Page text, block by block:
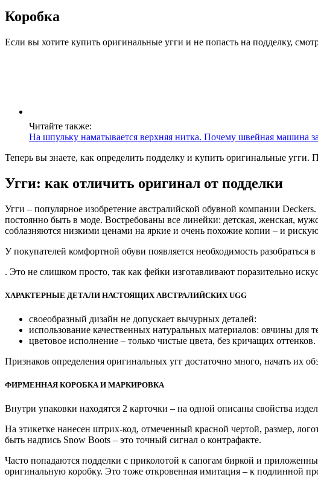
Коробка
Если вы хотите купить оригинальные угги и не попасть на подделку,
Читайте также:
На шпульку наматывается верхняя нитка. Почему швейная машина
Теперь вы знаете, как определить подделку и купить оригинальные
Угги: как отличить оригинал от подделки
Угги – популярное изобретение австралийской обувной компании
постоянно быть в моде. Востребованы все линейки: детская, женская,
соблазняются низкими ценами на яркие и очень похожие копии – и
У покупателей комфортной обуви появляется необходимость
. Это не слишком просто, так как фейки изготавливают поразительно
ХАРАКТЕРНЫЕ ДЕТАЛИ НАСТОЯЩИХ АВСТРАЛИЙСКИХ UGG
своеобразный дизайн не допускает вычурных деталей:
использование качественных натуральных материалов: овчины
цветовое исполнение – только чистые цвета, без кричащих
Признаков определения оригинальных угг достаточно много, начать их
ФИРМЕННАЯ КОРОБКА И МАРКИРОВКА
Внутри упаковки находятся 2 карточки – на одной описаны свойства
На этикетке нанесен штрих-код, отмеченный красной чертой, размер,
быть надпись Snow Boots – это точный сигнал о контрафакте.
Часто попадаются подделки с приколотой к сапогам биркой и
оригинальную коробку. Это тоже откровенная имитация – к подлинной